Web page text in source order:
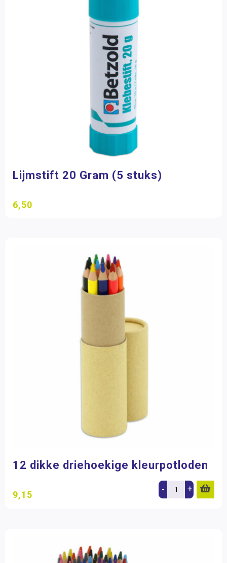
Lijmstift 20 Gram (5 stuks)
6,50
12 dikke driehoekige kleurpotloden
9,15 - +